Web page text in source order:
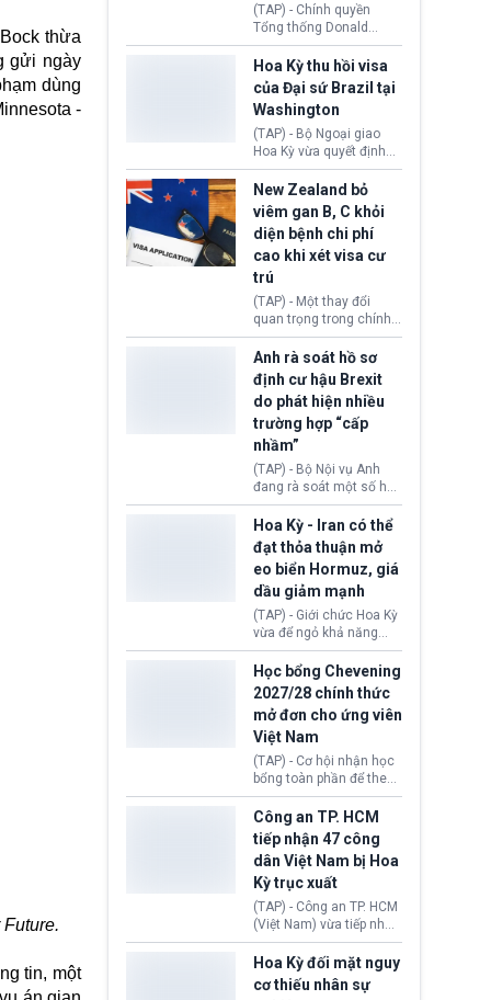
thừa
gửi ngày
dùng
-
tin, một
(TAP) - Chính quyền
Tổng thống Donald
Trump đã hoàn trả
khoảng 100 tỷ USD thuế
quan từng thu theo Đạo
luật Quyền hạn Kinh tế
Khẩn cấp Quốc tế
(IEEPA). Động thái này
diễn ra sau phán quyết
hồi tháng 2 bởi Tòa án
Tối cao Hoa Kỳ
(SCOTUS) khi tuyên bố,
việc áp thuế diện rộng là
hoàn toàn bất hợp pháp.
Hoa Kỳ thu hồi visa
của Đại sứ Brazil tại
Washington
(TAP) - Bộ Ngoại giao
Hoa Kỳ vừa quyết định
thu hồi thị thực (visa)
của bà Maria Luiza
Ribeiro Viotti - Đại sứ
Brazil tại Washington.
Động thái trên diễn ra
trong bối cảnh tranh
chấp ngoại giao giữa
chính quyền Tổng thống
Donald Trump và chính
phủ cánh tả Tổng thống
da Silva đang leo thang
gay gắt.
New Zealand bỏ
viêm gan B, C khỏi
diện bệnh chi phí
cao khi xét visa cư
trú
(TAP) - Một thay đổi
quan trọng trong chính
sách nhập cư của New
Zealand đang mở ra
thêm cơ hội cho nhiều
người muốn định cư. Từ
nay, người mắc viêm
gan B hoặc viêm gan C
sẽ không còn bị mặc
định không đáp ứng tiêu
chuẩn sức khỏe chỉ vì
chi phí điều trị khi nộp hồ
Anh rà soát hồ sơ
định cư hậu Brexit
do phát hiện nhiều
trường hợp “cấp
nhầm”
(TAP) - Bộ Nội vụ Anh
đang rà soát một số hồ
sơ thuộc Chương trình
Định cư EU (EU
Settlement Scheme -
EUSS) sau khi xác định
có trường hợp được cấp
quy chế cư trú hậu
Brexit “do nhầm lẫn”.
Động thái này làm dấy
lên lo ngại về việc thực
thi Thỏa thuận Rút khỏi
Liên minh châu Âu
(Withdrawal
Agreement).
Hoa Kỳ - Iran có thể
đạt thỏa thuận mở
eo biển Hormuz, giá
dầu giảm mạnh
(TAP) - Giới chức Hoa Kỳ
vừa để ngỏ khả năng
sớm đạt thỏa thuận với
Iran nhằm mở lại eo biển
Hormuz, mở đường cho
việc khôi phục hoạt
động hàng hải. Những
tín hiệu ngoại giao tích
cực này lập tức tác động
đến thị trường năng
lượng, kéo giá dầu thế
giới lùi sâu xuống dưới
mức 80 USD/thùng.
Học bổng Chevening
2027/28 chính thức
mở đơn cho ứng viên
Việt Nam
(TAP) - Cơ hội nhận học
bổng toàn phần để theo
học chương trình thạc sĩ
tại Vương quốc Anh đã
chính thức quay trở lại.
Học bổng Chevening
2027/28 của Chính phủ
Anh vừa mở cổng ứng
tuyển dành riêng ứng
viên Việt Nam, hỗ trợ
toàn bộ chi phí học tập
cùng nhiều quyền lợi
trong suốt một năm
học.
Công an TP. HCM
tiếp nhận 47 công
dân Việt Nam bị Hoa
Kỳ trục xuất
(TAP) - Công an TP. HCM
(Việt Nam) vừa tiếp nhận
47 công dân Việt Nam bị
Hoa Kỳ trục xuất về
nước. Đây là đợt có số
lượng lớn nhất từ đầu
Hoa Kỳ đối mặt nguy
cơ thiếu nhân sự